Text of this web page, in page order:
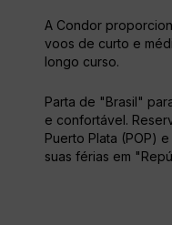
A Condor
voos de curto e
longo curso.
Parta de "Brasil"
e confortável.
Puerto Plata (POP)
suas férias em